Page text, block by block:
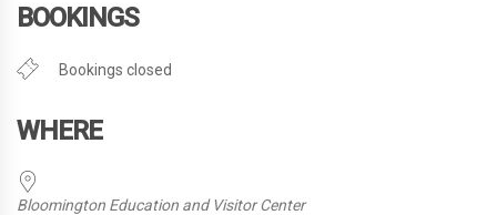
BOOKINGS
Bookings closed
WHERE
Bloomington Education and Visitor Center